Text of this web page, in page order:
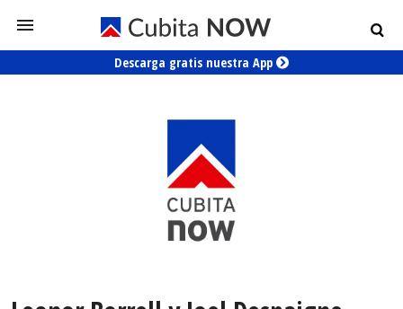
Descarga gratis nuestra App